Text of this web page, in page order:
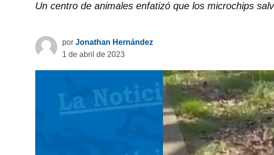
Un centro de animales enfatizó que los microchips
por Jonathan Hernández
1 de abril de 2023